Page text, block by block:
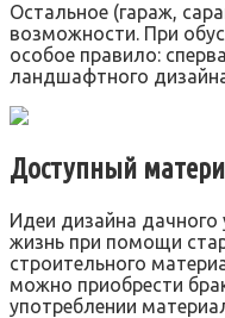
Остальное (гараж,
возможности. При
особое правило:
ландшафтного
Доступный
Идеи дизайна
жизнь при помощи
строительного
можно приобрести
употреблении